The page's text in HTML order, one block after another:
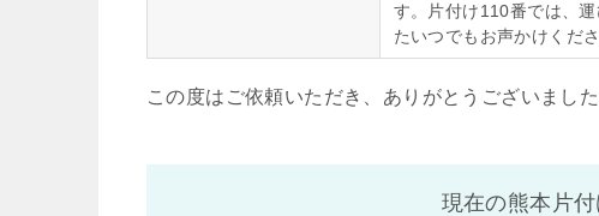
す。片付け110番では、
たいつでもお声かけくださ
この度はご依頼いただき、ありがとうございました
現在の熊本片